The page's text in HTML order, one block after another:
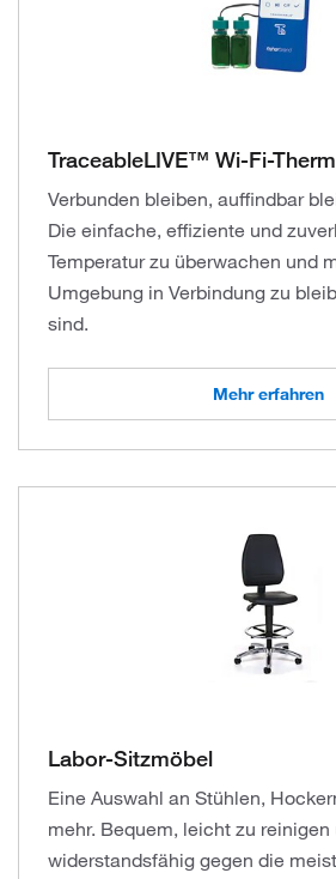
TraceableLIVE™ Wi-Fi-
Verbunden bleiben, auffindbar
Die einfache, effiziente und
Temperatur zu überwachen und
Umgebung in Verbindung zu
sind.
Mehr erfahren
Labor-Sitzmöbel
Eine Auswahl an Stühlen,
mehr. Bequem, leicht zu reinigen
widerstandsfähig gegen die